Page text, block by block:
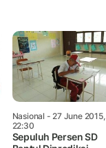
Nasional - 27 June 2015,
22:30
Sepuluh Persen SD